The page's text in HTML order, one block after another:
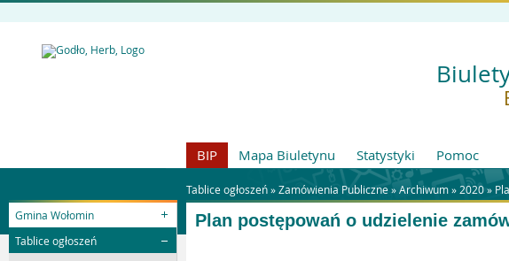
BIP Mapa Biuletynu Statystyki Pomoc
Tablice ogłoszeń »Zamówienia Publiczne»Archiwum» 2020»
Gmina Wołomin
Tablice ogłoszeń
Plan postępowań o udzielenie